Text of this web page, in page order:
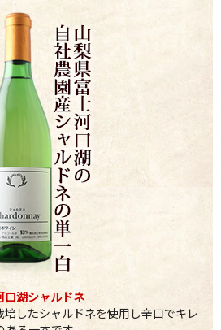
口湖シャルドネ
したシャルドネを使用し辛口でキレ